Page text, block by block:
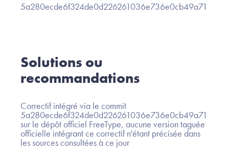
5a280ecde6f324de0d226261036e736e0cb49a71
Solutions ou
recommandations
Correctif intégré via le commit
5a280ecde6f324de0d226261036e736e0cb49a71
sur le dépôt officiel FreeType, aucune version taguée
officielle intégrant ce correctif n'étant précisée dans
les sources consultées à ce jour